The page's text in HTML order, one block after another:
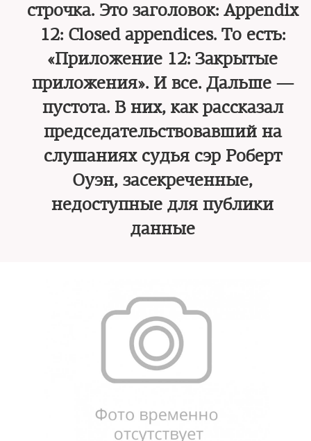
строчка. Это заголовок: Appendix
12: Closed appendices. То есть:
«Приложение 12: Закрытые
приложения». И все. Дальше —
пустота. В них, как рассказал
председательствовавший на
слушаниях судья сэр Роберт
Оуэн, засекреченные,
недоступные для публики
данные